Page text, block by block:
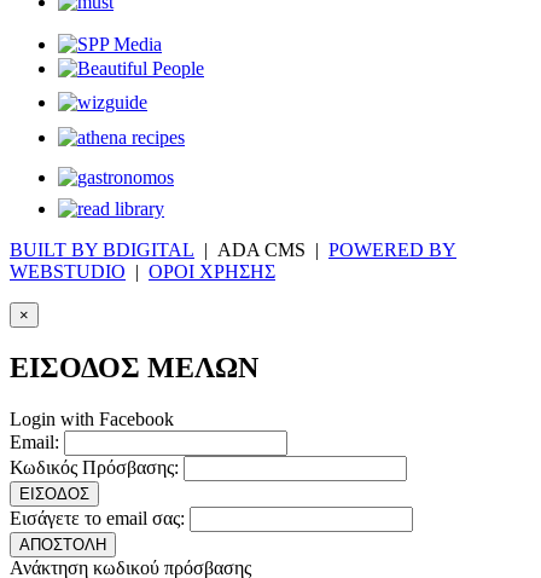
BUILT BY BDIGITAL | ADA CMS | POWERED BY
WEBSTUDIO | ΟΡΟΙ ΧΡΗΣΗΣ
×
ΕΙΣΟΔΟΣ ΜΕΛΩΝ
Login with Facebook
Email:
Κωδικός Πρόσβασης:
ΕΙΣΟΔΟΣ
Εισάγετε το email σας:
ΑΠΟΣΤΟΛΗ
Ανάκτηση κωδικού πρόσβασης